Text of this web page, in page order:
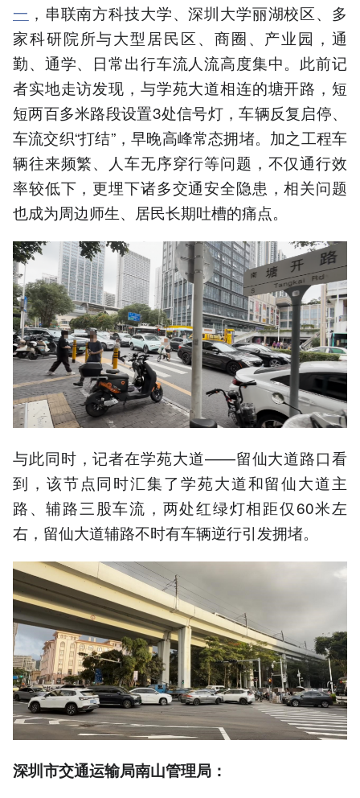
一 ，串联南方科技大学、深圳大学丽湖校区、多
家科研院所与大型居民区、商圈、产业园，通
勤、通学、日常出行车流人流高度集中。此前记
者实地走访发现，与学苑大道相连的塘开路，短
短两百多米路段设置3处信号灯，车辆反复启停、
车流交织“打结”，早晚高峰常态拥堵。加之工程车
辆往来频繁、人车无序穿行等问题，不仅通行效
率较低下，更埋下诸多交通安全隐患，相关问题
也成为周边师生、居民长期吐槽的痛点。
与此同时，记者在学苑大道——留仙大道路口看
到，该节点同时汇集了学苑大道和留仙大道主
路、辅路三股车流，两处红绿灯相距仅60米左
右，留仙大道辅路不时有车辆逆行引发拥堵。
深圳市交通运输局南山管理局：